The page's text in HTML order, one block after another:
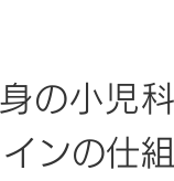
の小児
ンの仕